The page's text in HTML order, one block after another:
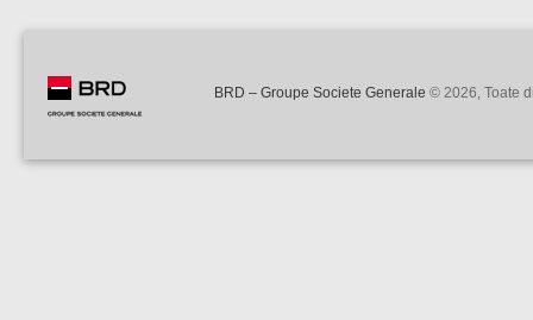
BRD – Groupe Societe Generale © 2026, Toate